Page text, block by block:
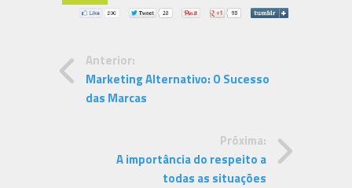
Anterior:
Marketing Alternativo: O Sucesso
das Marcas
Próxima:
A importância do respeito a
todas as situações